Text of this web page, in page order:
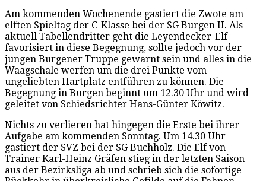
Am kommenden Wochenende gastiert die Zwote am
elften Spieltag der C-Klasse bei der SG Burgen II. Als
aktuell Tabellendritter geht die Leyendecker-Elf
favorisiert in diese Begegnung, sollte jedoch vor der
jungen Burgener Truppe gewarnt sein und alles in die
Waagschale werfen um die drei Punkte vom
ungeliebten Hartplatz entführen zu können. Die
Begegnung in Burgen beginnt um 12.30 Uhr und wird
geleitet von Schiedsrichter Hans-Günter Köwitz.
Nichts zu verlieren hat hingegen die Erste bei ihrer
Aufgabe am kommenden Sonntag. Um 14.30 Uhr
gastiert der SVZ bei der SG Buchholz. Die Elf von
Trainer Karl-Heinz Gräfen stieg in der letzten Saison
aus der Bezirksliga ab und schrieb sich die sofortige